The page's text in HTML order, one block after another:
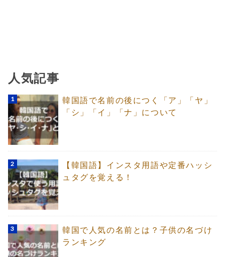
人気記事
韓国語で名前の後につく「ア」「ヤ」
「シ」「イ」「ナ」について
【韓国語】インスタ用語や定番ハッシ
ュタグを覚える！
韓国で人気の名前とは？子供の名づけ
ランキング